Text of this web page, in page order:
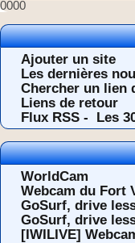
0000
Ajouter un site
Les dernières
Chercher un lien
Liens de retour
Flux RSS -
Les
WorldCam
Webcam du Fort
GoSurf, drive
GoSurf, drive
[IWILIVE]